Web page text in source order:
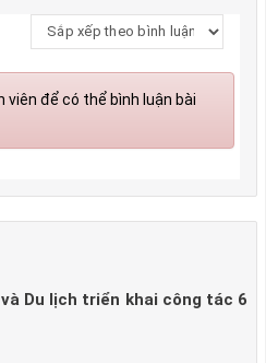
viên để có thể bình luận bài
Du lịch triển khai công tác 6